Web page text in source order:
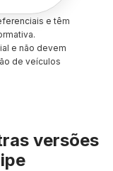
e têm
e não devem
de veículos
versões